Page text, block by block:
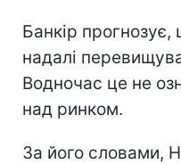
Банкір
надалі
Водночас це не
над ринком.
За його словами,